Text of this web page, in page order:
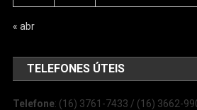
« abr
TELEFONES ÚTEIS
Telefone: (16) 3761-7433 / (16) 3662-